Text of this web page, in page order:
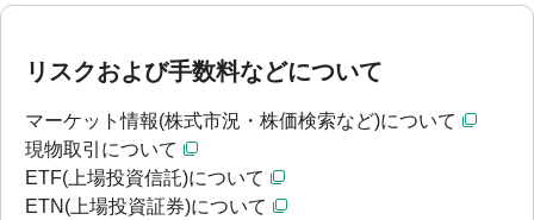
リスクおよび手数料などについて
マーケット情報(株式市況・株価検索など)について
現物取引について
ETF(上場投資信託)について
ETN(上場投資証券)について